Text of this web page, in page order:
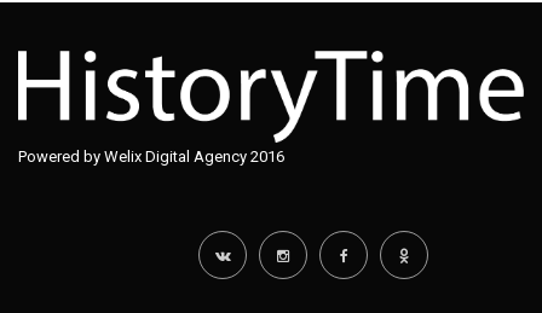
Powered by Welix Digital Agency 2016